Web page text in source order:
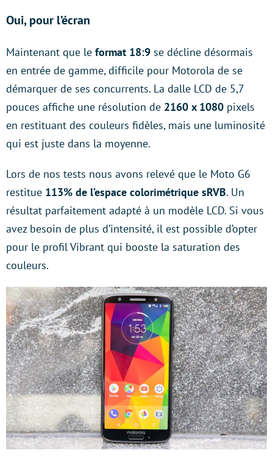
Oui, pour l’écran
Maintenant que le format 18:9 se décline désormais
en entrée de gamme, difficile pour Motorola de se
démarquer de ses concurrents. La dalle LCD de 5,7
pouces affiche une résolution de 2160 x 1080 pixels
en restituant des couleurs fidèles, mais une luminosité
qui est juste dans la moyenne.
Lors de nos tests nous avons relevé que le Moto G6
restitue 113% de l’espace colorimétrique sRVB. Un
résultat parfaitement adapté à un modèle LCD. Si vous
avez besoin de plus d’intensité, il est possible d’opter
pour le profil Vibrant qui booste la saturation des
couleurs.